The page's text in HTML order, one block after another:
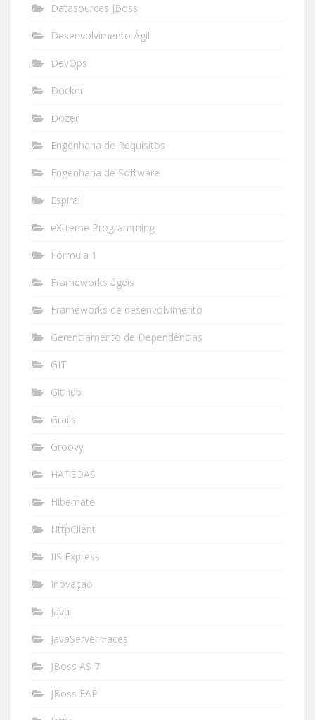
Datasources JBoss
Desenvolvimento Ágil
DevOps
Docker
Dozer
Engenharia de Requisitos
Engenharia de Software
Espiral
eXtreme Programming
Fórmula 1
Frameworks ágeis
Frameworks de desenvolvimento
Gerenciamento de Dependências
GIT
GitHub
Grails
Groovy
HATEOAS
Hibernate
HttpClient
IIS Express
Inovação
Java
JavaServer Faces
JBoss AS 7
JBoss EAP